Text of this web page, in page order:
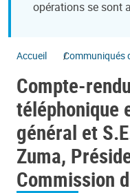
opérations se sont
Accueil Communiqués
Compte-
téléphonique
général et
Zuma,
Commission